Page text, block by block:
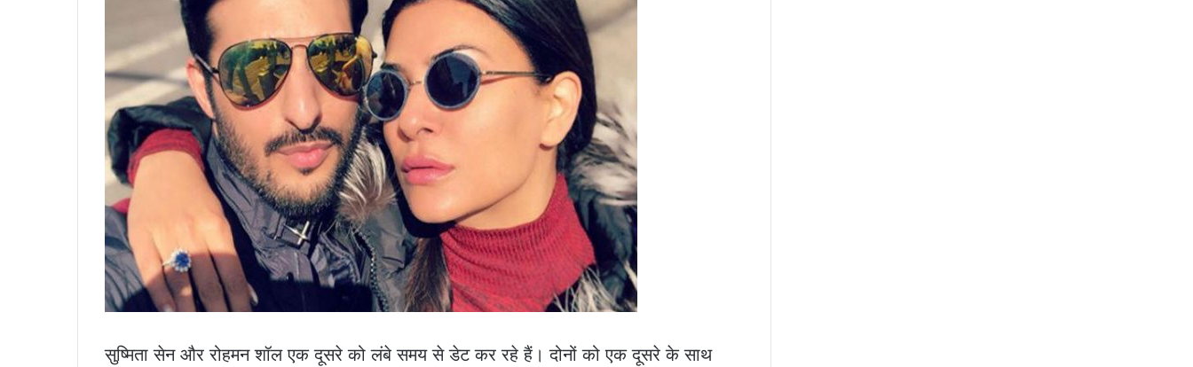
सुष्मिता सेन और रोहमन शॉल एक दूसरे को लंबे समय से डेट कर रहे हैं। दोनों को एक दूसरे के साथ